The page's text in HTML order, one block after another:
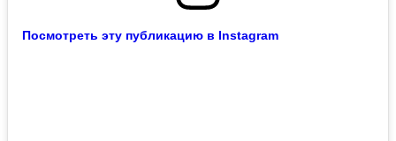
Посмотреть эту публикацию в Instagram